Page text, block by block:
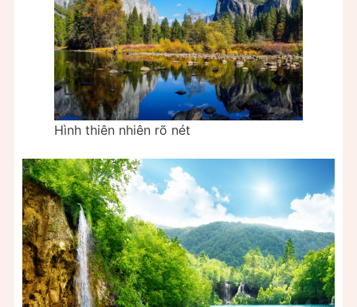
Hình thiên nhiên rõ nét